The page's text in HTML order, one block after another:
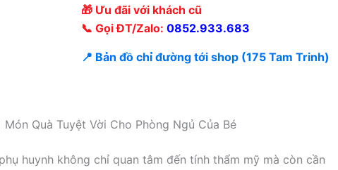
🎁 Ưu đãi với khách cũ
📞 Gọi ĐT/Zalo: 0852.933.683
📍 Bản đồ chỉ đường tới shop (175 Tam Trinh)
Quà Tuyệt Vời Cho Phòng Ngủ Của Bé
huynh không chỉ quan tâm đến tính thẩm mỹ mà còn cần